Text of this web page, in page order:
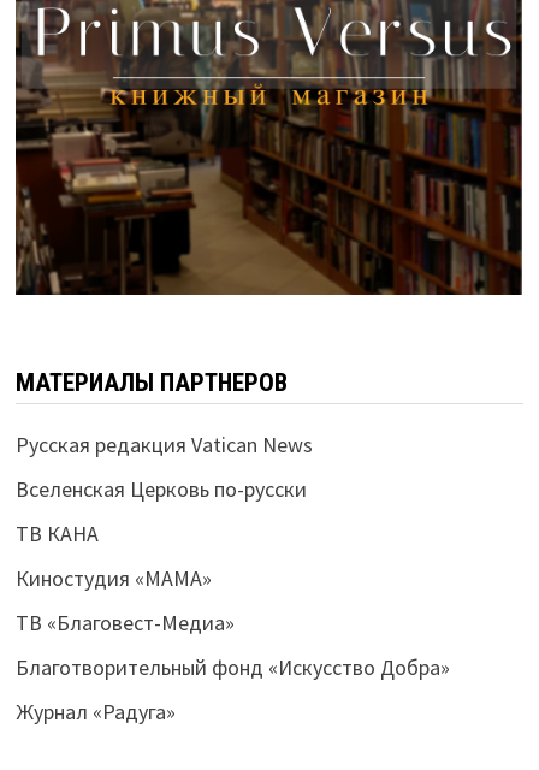
МАТЕРИАЛЫ ПАРТНЕРОВ
Русская редакция Vatican News
Вселенская Церковь по-русски
ТВ КАНА
Киностудия «МАМА»
ТВ «Благовест-Медиа»
Благотворительный фонд «Искусство Добра»
Журнал «Радуга»